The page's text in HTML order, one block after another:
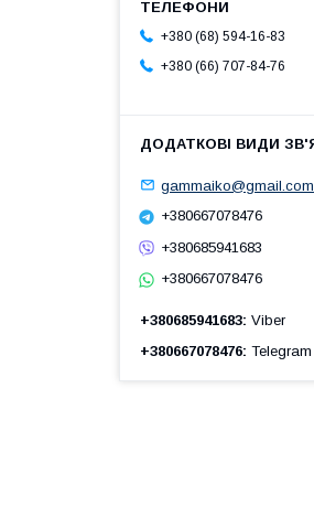
+380 (68) 594-16-83
+380 (66) 707-84-76
gammaiko@gmail.com
+380667078476
+380685941683
+380667078476
+380685941683 Viber
+380667078476 Telegram